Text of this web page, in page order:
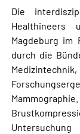
Die
Healthineers
Magdeburg im
durch die